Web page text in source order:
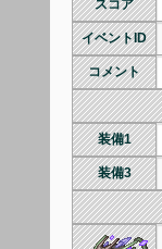
スコア
イベントID
コメント
装備1
装備3